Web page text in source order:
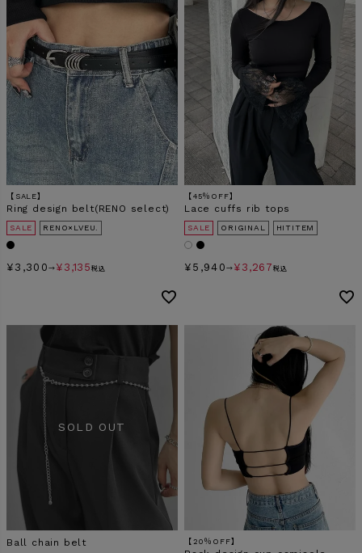
【SALE】
Ring design belt(RENO select)
SALE RENO×LVEU.
¥ 3,300 → ¥ 3,135 税込
【45％OFF】
Lace cuffs rib tops
SALE ORIGINAL HITITEM
¥ 5,940 → ¥ 3,267 税込
Ball chain belt 【20％OFF】